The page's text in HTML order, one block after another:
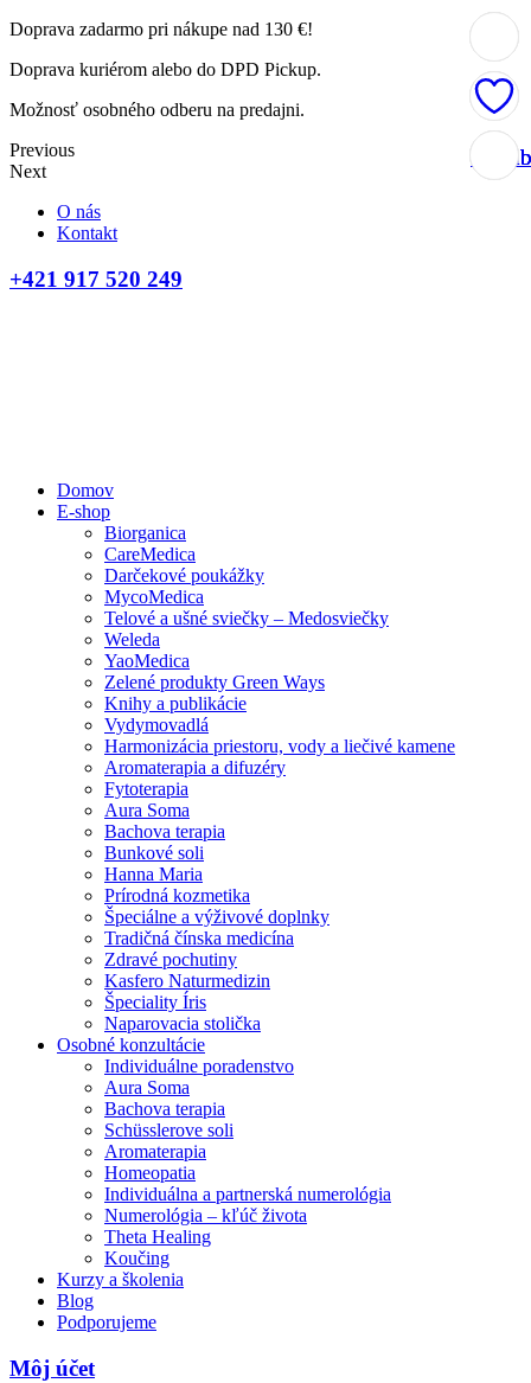
Doprava zadarmo pri nákupe nad 130 €!
Doprava kuriérom alebo do DPD Pickup.
Možnosť osobného odberu na predajni.
Previous
Next
O nás
Kontakt
+421 917 520 249
Domov
E-shop
Biorganica
CareMedica
Darčekové poukážky
MycoMedica
Telové a ušné sviečky – Medosviečky
Weleda
YaoMedica
Zelené produkty Green Ways
Knihy a publikácie
Vydymovadlá
Harmonizácia priestoru, vody a liečivé kamene
Aromaterapia a difuzéry
Fytoterapia
Aura Soma
Bachova terapia
Bunkové soli
Hanna Maria
Prírodná kozmetika
Špeciálne a výživové doplnky
Tradičná čínska medicína
Zdravé pochutiny
Kasfero Naturmedizin
Špeciality Íris
Naparovacia stolička
Osobné konzultácie
Individuálne poradenstvo
Aura Soma
Bachova terapia
Schüsslerove soli
Aromaterapia
Homeopatia
Individuálna a partnerská numerológia
Numerológia – kľúč života
Theta Healing
Koučing
Kurzy a školenia
Blog
Podporujeme
Môj účet